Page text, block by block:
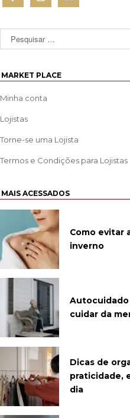
MARKET PLACE
Minha conta
Lojistas
Torne-se uma Lojista
Termos e Condições para Lojistas
MAIS ACESSADOS
Como evitar
inverno
cuidar da
Dicas de
praticidade,
dia